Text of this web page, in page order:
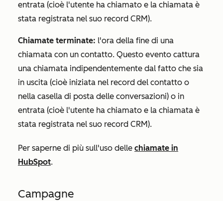
entrata (cioè l'utente ha chiamato e la chiamata è
stata registrata nel suo record CRM).
Chiamate terminate: l'ora della fine di una
chiamata con un contatto. Questo evento cattura
una chiamata indipendentemente dal fatto che sia
in uscita (cioè iniziata nel record del contatto o
nella casella di posta delle conversazioni) o in
entrata (cioè l'utente ha chiamato e la chiamata è
stata registrata nel suo record CRM).
Per saperne di più sull'uso delle chiamate in
HubSpot.
Campagne